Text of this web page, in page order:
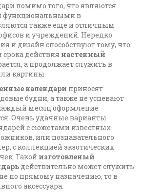
помимо того, что являются
функциональными в
также еще и отличным
и учреждений. Нередко
и дизайн способствуют тому, что
действия настенный
а продолжает служить в
картины.
календари приносят
будни, а также не успевают
месяц оформление
Очень удачные варианты
с сюжетами известных
или познавательного
с коллекцией экзотических
Такой изготовленый
действительно может служить
по прямому назначению, то в
аксессуара.